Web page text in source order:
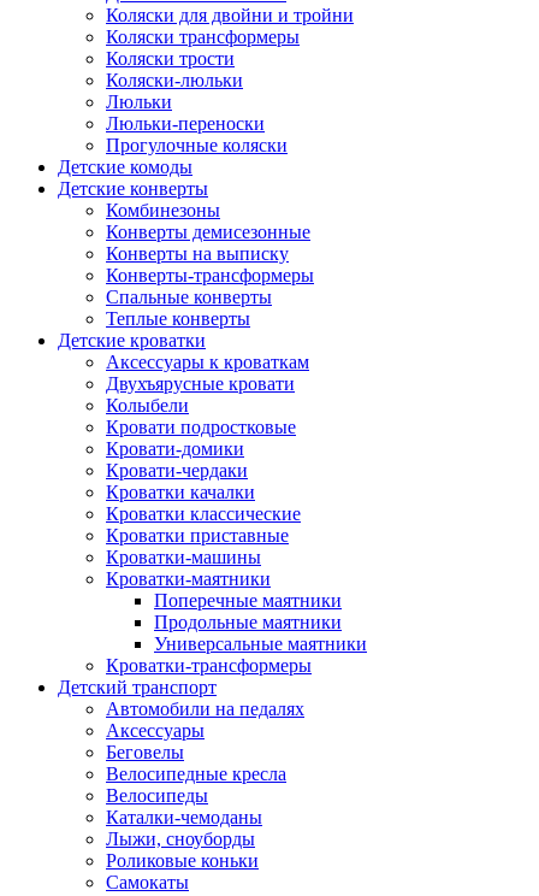
Коляски для двойни и тройни
Коляски трансформеры
Коляски трости
Коляски-люльки
Люльки
Люльки-переноски
Прогулочные коляски
Детские комоды
Детские конверты
Комбинезоны
Конверты демисезонные
Конверты на выписку
Конверты-трансформеры
Спальные конверты
Теплые конверты
Детские кроватки
Аксессуары к кроваткам
Двухъярусные кровати
Колыбели
Кровати подростковые
Кровати-домики
Кровати-чердаки
Кроватки качалки
Кроватки классические
Кроватки приставные
Кроватки-машины
Кроватки-маятники
Поперечные маятники
Продольные маятники
Универсальные маятники
Кроватки-трансформеры
Детский транспорт
Автомобили на педалях
Аксессуары
Беговелы
Велосипедные кресла
Велосипеды
Каталки-чемоданы
Лыжи, сноуборды
Роликовые коньки
Самокаты